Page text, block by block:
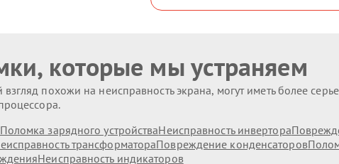
которые мы устраняем
похожи на неисправность экрана, могут иметь более
Поломка зарядного устройстваНеисправность инвертора
трансформатораПовреждение конденсаторов
Неисправность индикаторов